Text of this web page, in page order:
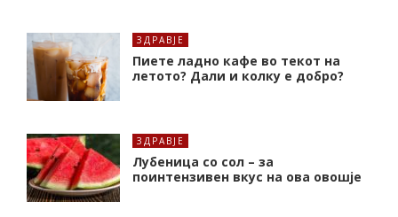
ЗДРАВЈЕ
Пиете ладно кафе во текот на
летото? Дали и колку е добро?
ЗДРАВЈЕ
Лубеница со сол – за
поинтензивен вкус на ова овошје